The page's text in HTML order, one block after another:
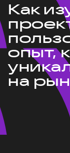
Как
опыт,
на